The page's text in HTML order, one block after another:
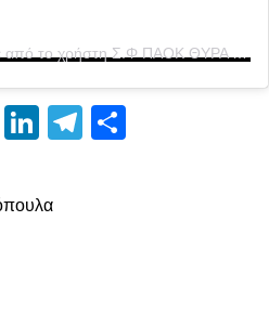
Η δημοσίευση κοινοποιήθηκε από το χρήστη Σ.Φ ΠΑΟΚ ΘΥΡΑ 4 1976 (@club_paok_gate4_official)
WhatsApp
LinkedInTelegram